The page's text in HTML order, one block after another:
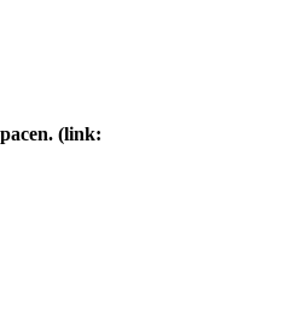
(link: